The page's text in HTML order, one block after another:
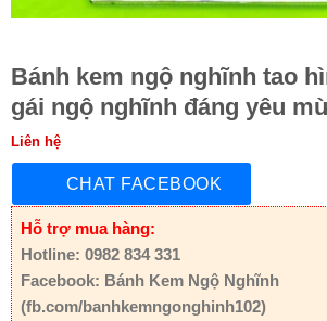
Bánh kem ngộ nghĩnh tao
gái ngộ nghĩnh đáng yêu
Liên hệ
CHAT FACEBOOK
Hỗ trợ mua hàng:
Hotline: 0982 834 331
Facebook: Bánh Kem Ngộ Nghĩnh
(fb.com/banhkemngonghinh102)